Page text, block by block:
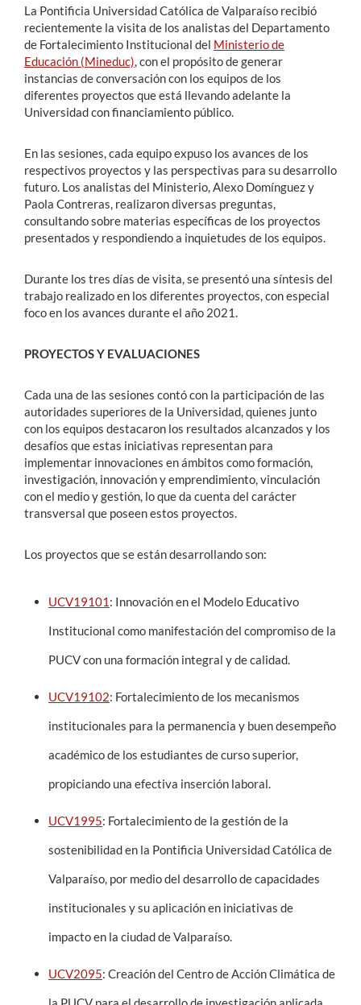
La Pontificia Universidad Católica de Valparaíso recibió
recientemente la visita de los analistas del Departamento
de Fortalecimiento Institucional del Ministerio de
Educación (Mineduc), con el propósito de generar
instancias de conversación con los equipos de los
diferentes proyectos que está llevando adelante la
Universidad con financiamiento público.
En las sesiones, cada equipo expuso los avances de los
respectivos proyectos y las perspectivas para su desarrollo
futuro. Los analistas del Ministerio, Alexo Domínguez y
Paola Contreras, realizaron diversas preguntas,
consultando sobre materias específicas de los proyectos
presentados y respondiendo a inquietudes de los equipos.
Durante los tres días de visita, se presentó una síntesis del
trabajo realizado en los diferentes proyectos, con especial
foco en los avances durante el año 2021.
PROYECTOS Y EVALUACIONES
Cada una de las sesiones contó con la participación de las
autoridades superiores de la Universidad, quienes junto
con los equipos destacaron los resultados alcanzados y los
desafíos que estas iniciativas representan para
implementar innovaciones en ámbitos como formación,
investigación, innovación y emprendimiento, vinculación
con el medio y gestión, lo que da cuenta del carácter
transversal que poseen estos proyectos.
Los proyectos que se están desarrollando son:
UCV19101 : Innovación en el Modelo Educativo
Institucional como manifestación del compromiso de la
PUCV con una formación integral y de calidad.
UCV19102: Fortalecimiento de los mecanismos
institucionales para la permanencia y buen desempeño
académico de los estudiantes de curso superior,
propiciando una efectiva inserción laboral.
UCV1995: Fortalecimiento de la gestión de la
sostenibilidad en la Pontificia Universidad Católica de
Valparaíso, por medio del desarrollo de capacidades
institucionales y su aplicación en iniciativas de
impacto en la ciudad de Valparaíso.
UCV2095: Creación del Centro de Acción Climática de